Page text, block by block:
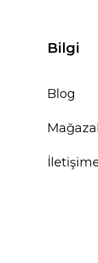
Bilgi
Blog